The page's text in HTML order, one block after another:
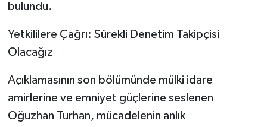
bulundu.
​Yetkililere Çağrı: Sürekli Denetim Takipçisi
Olacağız
​Açıklamasının son bölümünde mülki idare
amirlerine ve emniyet güçlerine seslenen
Oğuzhan Turhan, mücadelenin anlık